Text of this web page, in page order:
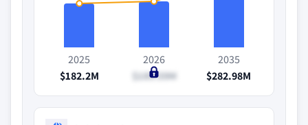
2025
$182.2M
2026
$189.59M
2035
$282.98M